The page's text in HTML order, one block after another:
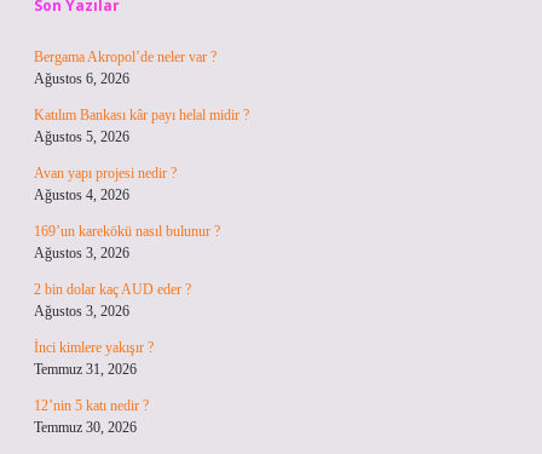
Son Yazılar
Bergama Akropol’de neler var ?
Ağustos 6, 2026
Katılım Bankası kâr payı helal midir ?
Ağustos 5, 2026
Avan yapı projesi nedir ?
Ağustos 4, 2026
169’un karekökü nasıl bulunur ?
Ağustos 3, 2026
2 bin dolar kaç AUD eder ?
Ağustos 3, 2026
İnci kimlere yakışır ?
Temmuz 31, 2026
12’nin 5 katı nedir ?
Temmuz 30, 2026